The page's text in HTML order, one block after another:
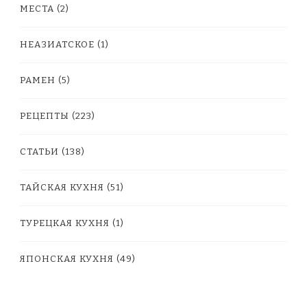
МЕСТА (2)
НЕАЗИАТСКОЕ (1)
РАМЕН (5)
РЕЦЕПТЫ (223)
СТАТЬИ (138)
ТАЙСКАЯ КУХНЯ (51)
ТУРЕЦКАЯ КУХНЯ (1)
ЯПОНСКАЯ КУХНЯ (49)